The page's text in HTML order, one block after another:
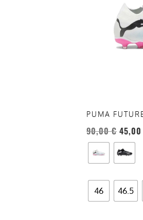
PUMA
90,00€ 45,00
46 46.5
del
prodotto